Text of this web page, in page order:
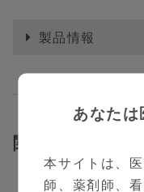
製品情報
PCR検査機
関連動画
あなたは
本サイトは、
師、薬剤師、